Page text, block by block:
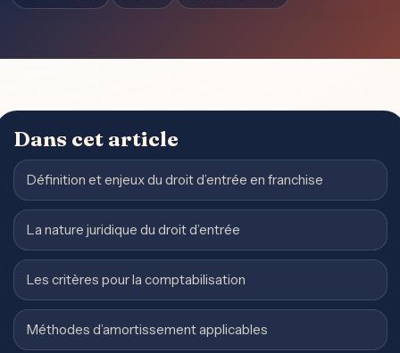
Dans cet article
Définition et enjeux du droit d’entrée en franchise
La nature juridique du droit d’entrée
Les critères pour la comptabilisation
Méthodes d’amortissement applicables